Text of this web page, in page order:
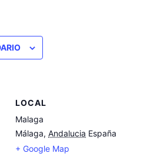
LOCAL
Malaga
Málaga, Andalucia España
+ Google Map